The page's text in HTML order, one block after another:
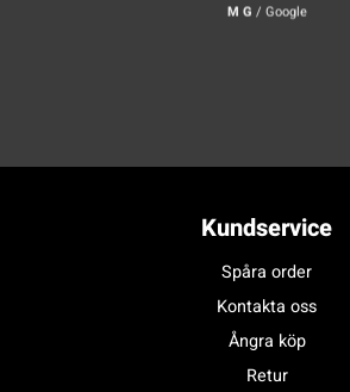
M G / Google
Kundservice
Spåra order
Kontakta oss
Ångra köp
Retur